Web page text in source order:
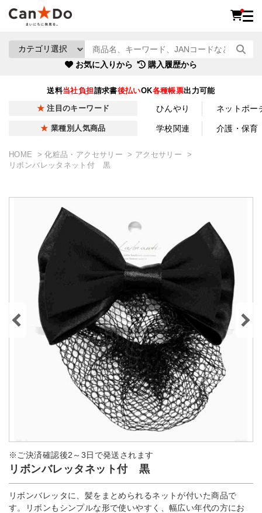
お気に入りから 購入履歴から
送料当社負担請求書後払いOK各種帳票出力可能
注目のキーワード ひんやり ネットポー
業種別人気商品 学校関連 介護・保育
HOME 化粧品・アクセサリー
アクセサリー
リボンバレッタネット付 黒
※ご決済確認後2～3日で発送されます
リボンバレッタネット付 黒
リボンバレッタに、髪をまとめられるネットが付いた商品で
す。リボンもシンプルな形で使いやすく、幅広い年代の方にお